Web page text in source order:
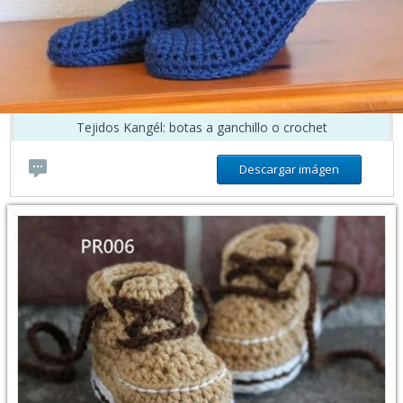
Tejidos Kangél: botas a ganchillo o crochet
Descargar imágen